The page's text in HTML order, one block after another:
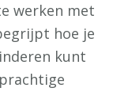
werken met
hoe je
kunt